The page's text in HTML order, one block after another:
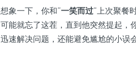
想象一下，你和“一笑而过”上次聚餐
可能就忘了这茬，直到他突然提起，
迅速解决问题，还能避免尴尬的小误